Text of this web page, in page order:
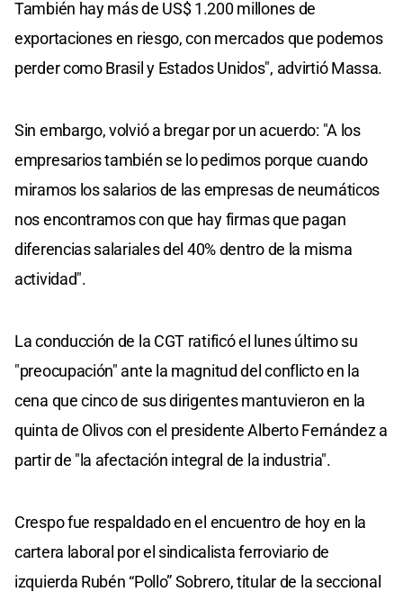
También hay más de US$ 1.200 millones de
exportaciones en riesgo, con mercados que podemos
perder como Brasil y Estados Unidos", advirtió Massa.
Sin embargo, volvió a bregar por un acuerdo: "A los
empresarios también se lo pedimos porque cuando
miramos los salarios de las empresas de neumáticos
nos encontramos con que hay firmas que pagan
diferencias salariales del 40% dentro de la misma
actividad".
La conducción de la CGT ratificó el lunes último su
"preocupación" ante la magnitud del conflicto en la
cena que cinco de sus dirigentes mantuvieron en la
quinta de Olivos con el presidente Alberto Fernández a
partir de "la afectación integral de la industria".
Crespo fue respaldado en el encuentro de hoy en la
cartera laboral por el sindicalista ferroviario de
izquierda Rubén “Pollo” Sobrero, titular de la seccional